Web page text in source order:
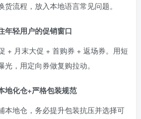
货流程，放入本地语言常见问题。
年轻用户的促销窗口
+ 月末大促 + 首购券 + 返场券。用短
光，用定向券做复购拉动。
地化仓+严格包装规范
本地仓，务必提升包装抗压并选择可